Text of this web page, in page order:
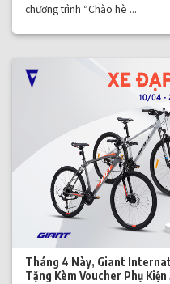
chương trình “Chào hè ...
Tháng 4 Này, Giant
Tặng Kèm Voucher Phụ